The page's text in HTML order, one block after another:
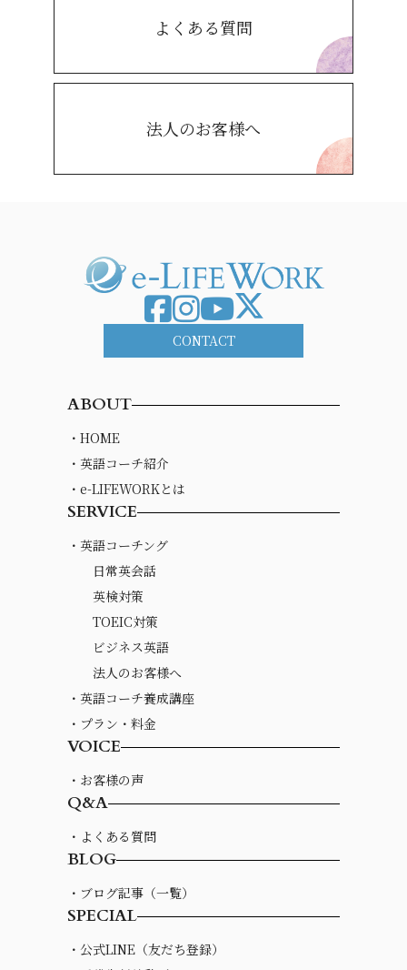
よくある質問
法人のお客様へ
CONTACT
ABOUT
・HOME
・英語コーチ紹介
・e-LIFEWORKとは
SERVICE
・英語コーチング
日常英会話
英検対策
TOEIC対策
ビジネス英語
法人のお客様へ
・英語コーチ養成講座
・プラン・料金
VOICE
・お客様の声
Q&A
・よくある質問
BLOG
・ブログ記事（一覧）
SPECIAL
・公式LINE（友だち登録）